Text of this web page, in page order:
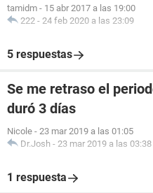
tamidm - 15 abr 2017 a las 19:00
222 - 24 feb 2020 a las 23:09
5 respuestas
Se me retraso el
duró 3 días
Nicole - 23 mar 2019 a las 01:05
Dr.Josh - 23 mar 2019 a las 03:38
1 respuesta